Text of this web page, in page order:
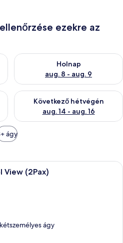
ezekre az
aug. 7 - aug. 8
Holnap
aug. 8 - aug. 9
A holnapi rendelkezésre állás
állás ellenőrzése: aug. 7 -
Következő hétvégén
aug. 14 - aug. 16
A következő hétvégi
ágy
Egy franciaágyas szoba fejvéddel,
View (2Pax)
ágy